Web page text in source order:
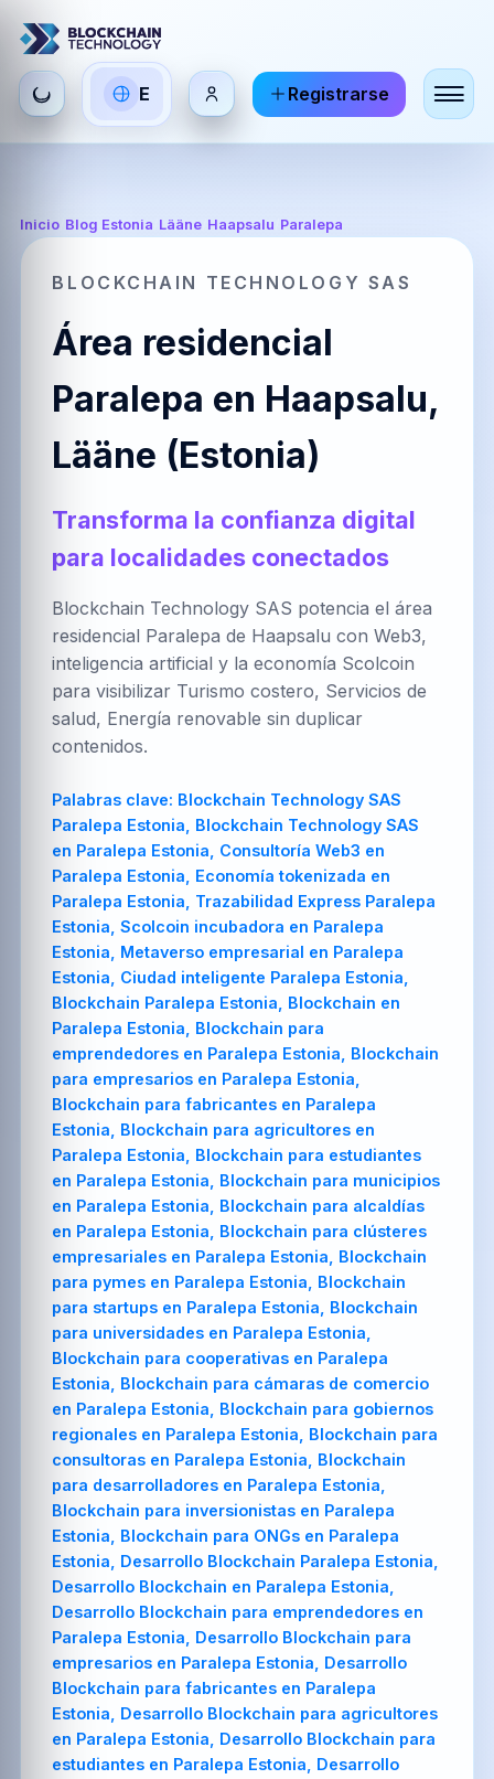
Seleccionar
idioma
E
ES
Español English
FR
Français
HI DE
ZH JA
العربية Brezhoneg 한국어
PT-BR
Português
(Brasil)
NL
Nederlands
HR
Hrvatski
فارسی Italiano 简体中文
TR
Türkçe
UK
Українська
PL
Registrarse
Inicio/ Blog Estonia Lääne/ Haapsalu Paralepa
BLOCKCHAIN TECHNOLOGY SAS
Área residencial
Paralepa en Haapsalu,
Lääne (Estonia)
Transforma la confianza digital
para localidades conectados
Blockchain Technology SAS potencia el área
residencial Paralepa de Haapsalu con Web3,
inteligencia artificial y la economía Scolcoin
para visibilizar Turismo costero, Servicios de
salud, Energía renovable sin duplicar
contenidos.
Palabras clave: Blockchain Technology SAS
Paralepa Estonia, Blockchain Technology SAS
en Paralepa Estonia, Consultoría Web3 en
Paralepa Estonia, Economía tokenizada en
Paralepa Estonia, Trazabilidad Express Paralepa
Estonia, Scolcoin incubadora en Paralepa
Estonia, Metaverso empresarial en Paralepa
Estonia, Ciudad inteligente Paralepa Estonia,
Blockchain Paralepa Estonia, Blockchain en
Paralepa Estonia, Blockchain para
emprendedores en Paralepa Estonia, Blockchain
para empresarios en Paralepa Estonia,
Blockchain para fabricantes en Paralepa
Estonia, Blockchain para agricultores en
Paralepa Estonia, Blockchain para estudiantes
en Paralepa Estonia, Blockchain para municipios
en Paralepa Estonia, Blockchain para alcaldías
en Paralepa Estonia, Blockchain para clústeres
empresariales en Paralepa Estonia, Blockchain
para pymes en Paralepa Estonia, Blockchain
para startups en Paralepa Estonia, Blockchain
para universidades en Paralepa Estonia,
Blockchain para cooperativas en Paralepa
Estonia, Blockchain para cámaras de comercio
en Paralepa Estonia, Blockchain para gobiernos
regionales en Paralepa Estonia, Blockchain para
consultoras en Paralepa Estonia, Blockchain
para desarrolladores en Paralepa Estonia,
Blockchain para inversionistas en Paralepa
Estonia, Blockchain para ONGs en Paralepa
Estonia, Desarrollo Blockchain Paralepa Estonia,
Desarrollo Blockchain en Paralepa Estonia,
Desarrollo Blockchain para emprendedores en
Paralepa Estonia, Desarrollo Blockchain para
empresarios en Paralepa Estonia, Desarrollo
Blockchain para fabricantes en Paralepa
Estonia, Desarrollo Blockchain para agricultores
en Paralepa Estonia, Desarrollo Blockchain para
estudiantes en Paralepa Estonia, Desarrollo